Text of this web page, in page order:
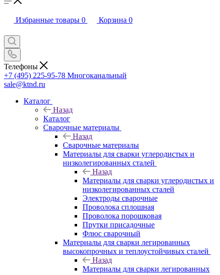
Избранные товары 0 Корзина 0
Телефоны
+7 (495) 225-95-78 Многоканальный
sale@ktnd.ru
Каталог
Назад
Каталог
Сварочные материалы
Назад
Сварочные материалы
Материалы для сварки углеродистых и
низколегированных сталей
Назад
Материалы для сварки углеродистых и
низколегированных сталей
Электроды сварочные
Проволока сплошная
Проволока порошковая
Прутки присадочные
Флюс сварочный
Материалы для сварки легированных
высокопрочных и теплоустойчивых сталей
Назад
Материалы для сварки легированных